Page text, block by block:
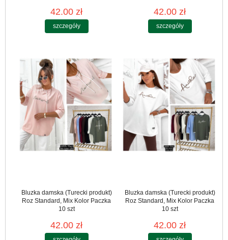
42.00 zł
szczegóły
42.00 zł
szczegóły
Bluzka damska (Turecki produkt)
Roz Standard, Mix Kolor Paczka
10 szt
42.00 zł
Bluzka damska (Turecki produkt)
Roz Standard, Mix Kolor Paczka
10 szt
42.00 zł